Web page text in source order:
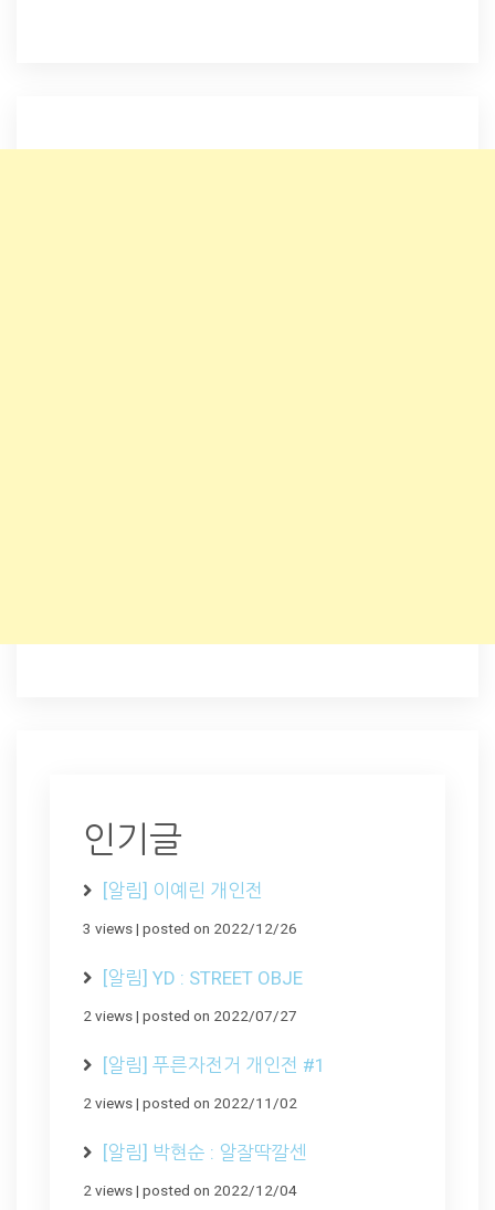
인기글
[알림] 이예린 개인전
3 views| posted on 2022/12/26
[알림] YD : STREET OBJE
2 views| posted on 2022/07/27
[알림] 푸른자전거 개인전 #1
2 views| posted on 2022/11/02
[알림] 박현순 : 알잘딱깔센
2 views| posted on 2022/12/04